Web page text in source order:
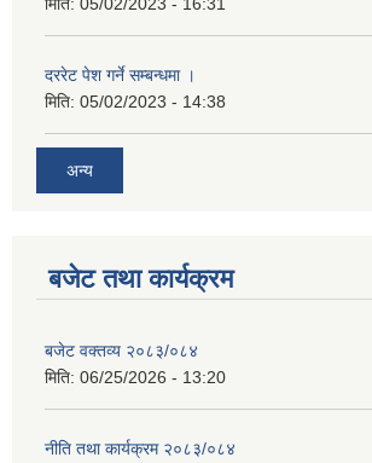
मिति: 05/02/2023 - 16:31
दररेट पेश गर्ने सम्बन्धमा ।
मिति: 05/02/2023 - 14:38
अन्य
बजेट तथा कार्यक्रम
बजेट वक्तव्य २०८३/०८४
मिति: 06/25/2026 - 13:20
नीति तथा कार्यक्रम २०८३/०८४